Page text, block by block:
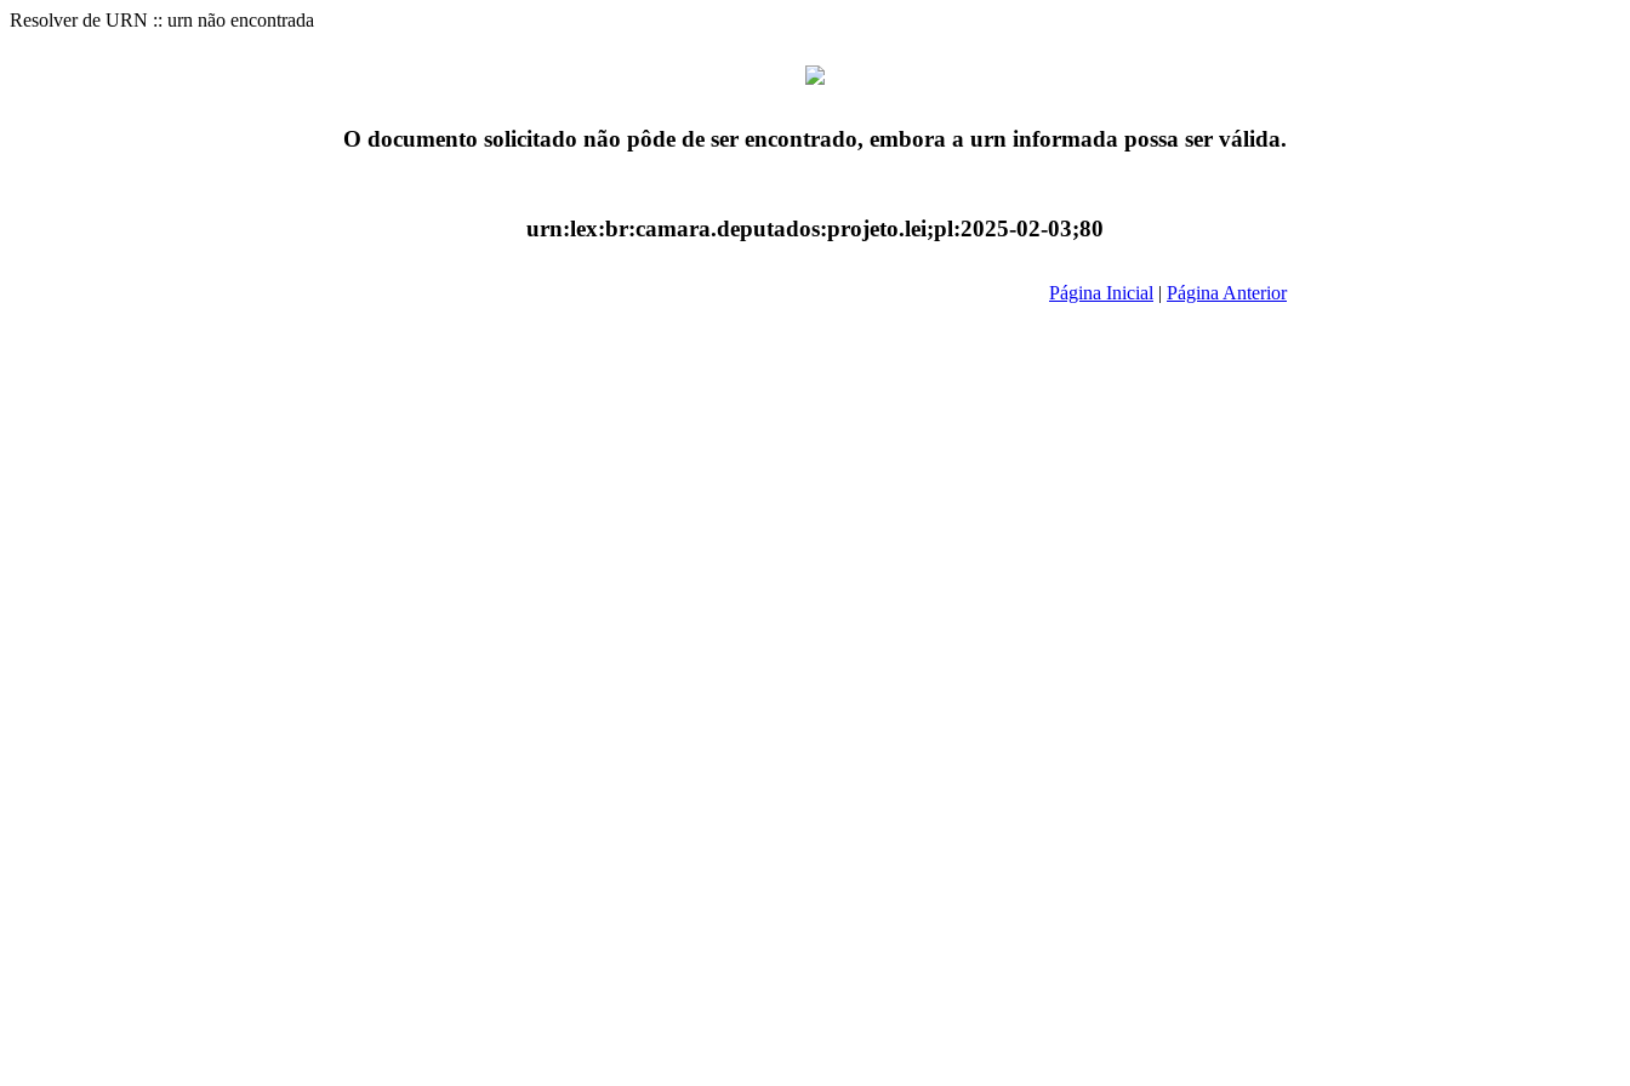
Resolver de URN :: urn não encontrada
O documento solicitado não pôde de ser encontrado, embora a urn informada possa ser válida.
urn:lex:br:camara.deputados:projeto.lei;pl:2025-02-03;80
Página Inicial | Página Anterior